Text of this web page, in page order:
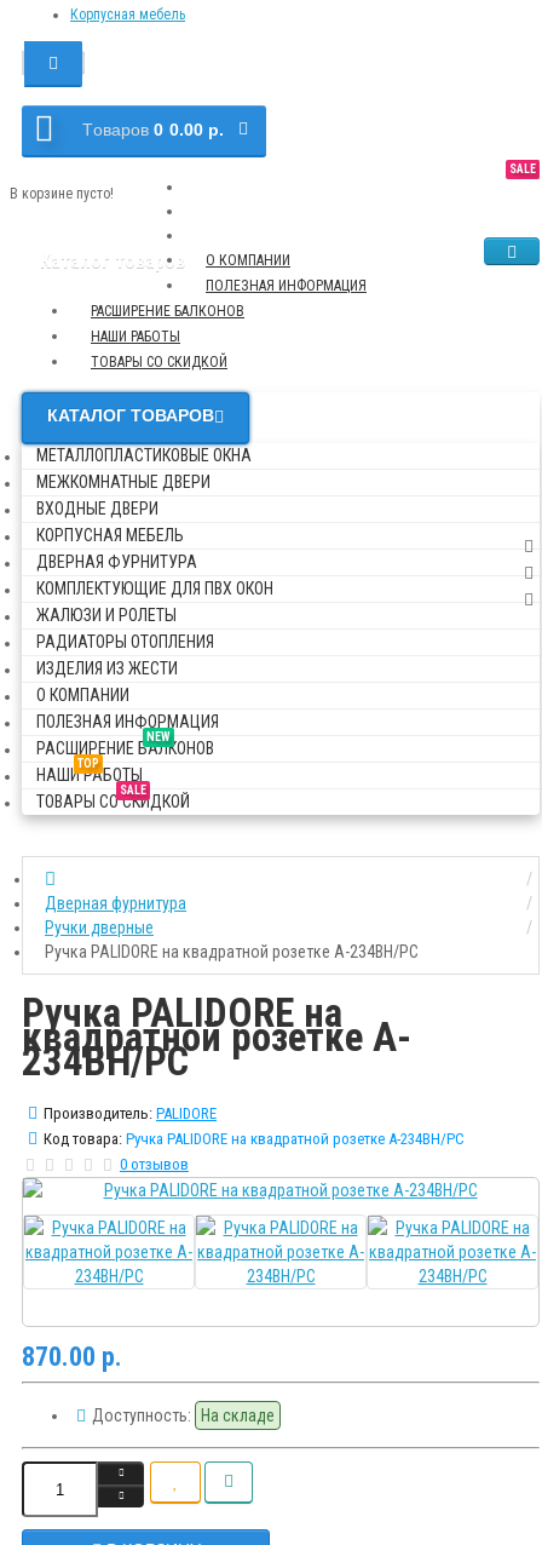
Корпусная мебель
Tоваров 0 0.00 р.
В корзине пусто!
Каталог товаров
О КОМПАНИИ
ПОЛЕЗНАЯ ИНФОРМАЦИЯ
NEW
РАСШИРЕНИЕ БАЛКОНОВ
TOP
НАШИ РАБОТЫ
SALE
ТОВАРЫ СО СКИДКОЙ
КАТАЛОГ ТОВАРОВ
МЕТАЛЛОПЛАСТИКОВЫЕ ОКНА
МЕЖКОМНАТНЫЕ ДВЕРИ
ВХОДНЫЕ ДВЕРИ
КОРПУСНАЯ МЕБЕЛЬ
ДВЕРНАЯ ФУРНИТУРА
КОМПЛЕКТУЮЩИЕ ДЛЯ ПВХ ОКОН
ЖАЛЮЗИ И РОЛЕТЫ
РАДИАТОРЫ ОТОПЛЕНИЯ
ИЗДЕЛИЯ ИЗ ЖЕСТИ
О КОМПАНИИ
ПОЛЕЗНАЯ ИНФОРМАЦИЯ
NEW
РАСШИРЕНИЕ БАЛКОНОВ
TOP
НАШИ РАБОТЫ
SALE
ТОВАРЫ СО СКИДКОЙ
Дверная фурнитура
Ручки дверные
Ручка PALIDORE на квадратной розетке A-234BH/PC
Ручка PALIDORE на
квадратной розетке A-
234BH/PC
Производитель: PALIDORE
Код товара: Ручка PALIDORE на квадратной розетке A-234BH/PC
0 отзывов
870.00 р.
Доступность: На складе